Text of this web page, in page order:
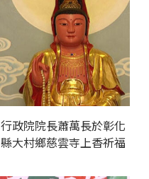
行政院院長蕭萬長於彰化
縣大村鄉慈雲寺上香祈福